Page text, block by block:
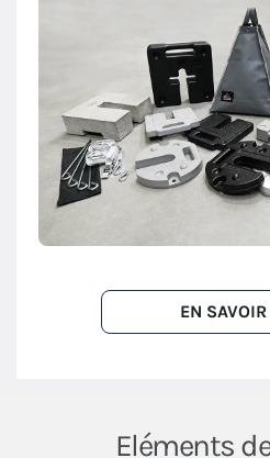
EN
Eléments